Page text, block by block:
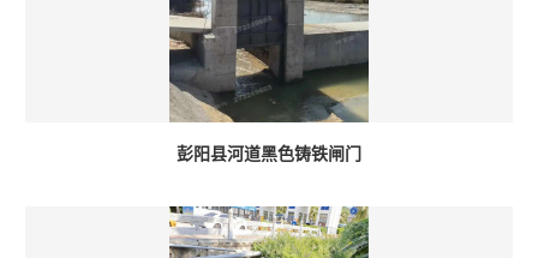
彭阳县河道黑色铸铁闸门